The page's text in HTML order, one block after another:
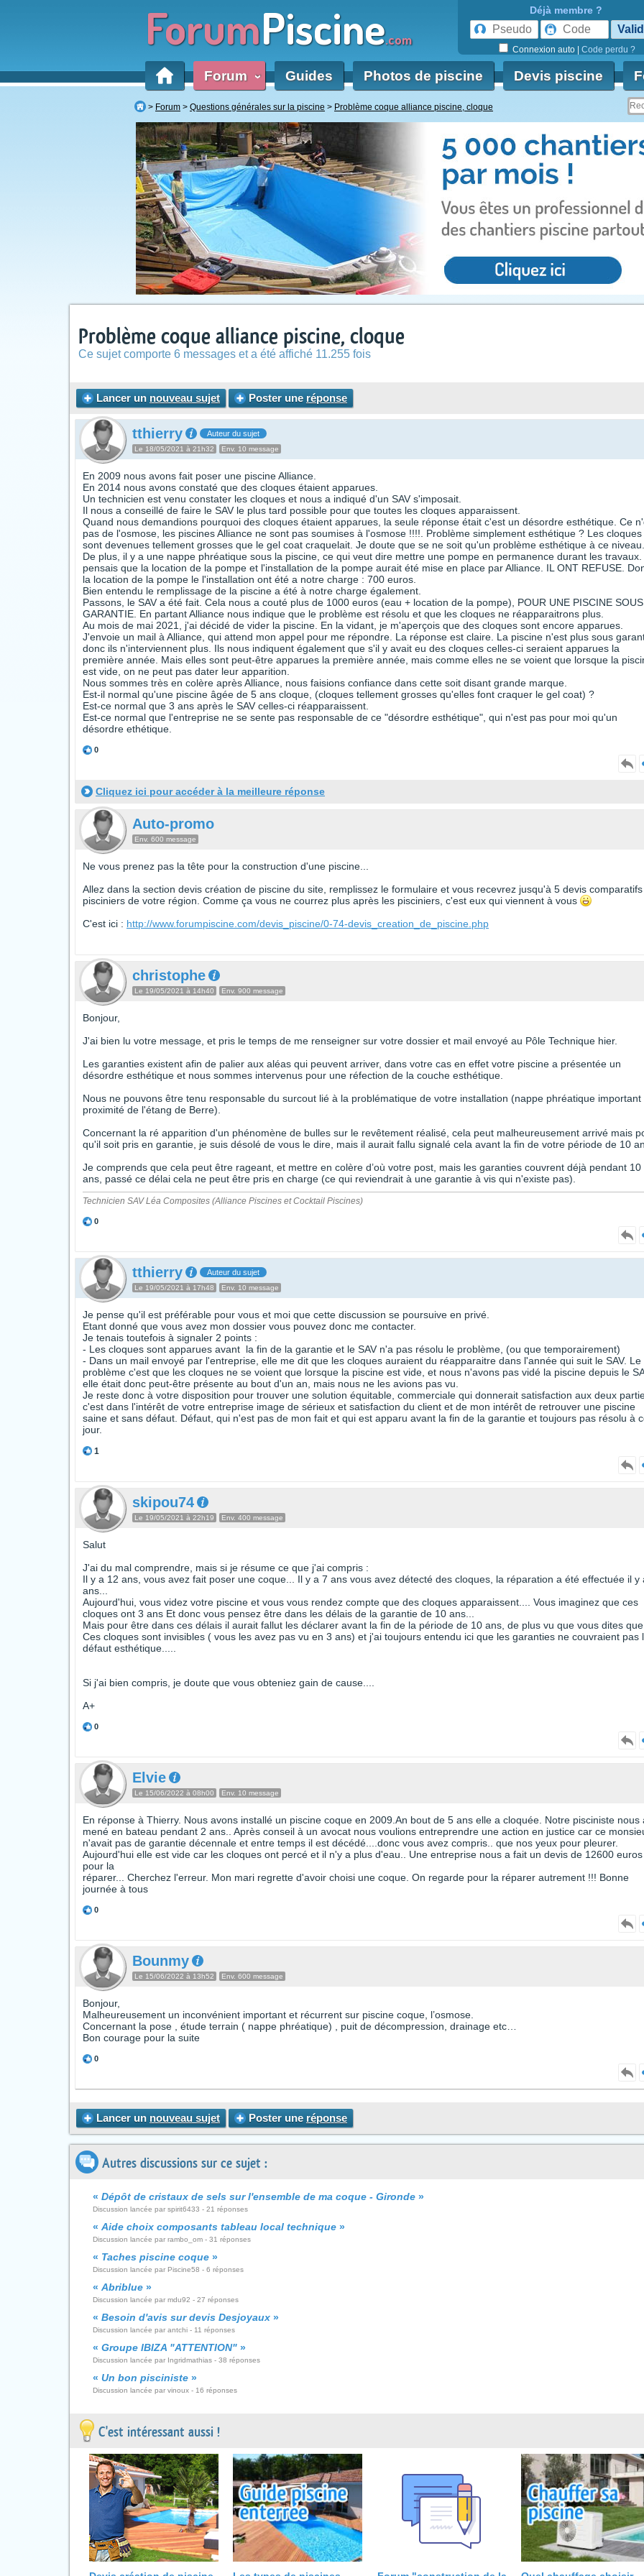
ForumPiscine.com
Déjà membre ?
Connexion auto Code perdu ?
Forum ‹ Guides Photos de piscine Devis piscine
Forum Questions générales sur la piscine Problème coque alliance piscine, cloque
Problème coque alliance piscine, cloque
Ce sujet comporte 6 messages et a été affiché 11.255 fois
Lancer un nouveau sujet Poster une réponse
tthierry Auteur du sujet
Le 18/05/2021 à 21h32 Env. 10 message
En 2009 nous avons fait poser une piscine Alliance.
En 2014 nous avons constaté que des cloques étaient apparues.
Un technicien est venu constater les cloques et nous a indiqué d'un SAV s'imposait.
Il nous a conseillé de faire le SAV le plus tard possible pour que toutes les cloques apparaissent.
Quand nous demandions pourquoi des cloques étaient apparues, la seule réponse était c'est un désordre esthétique. Ce
pas de l'osmose, les piscines Alliance ne sont pas soumises à l'osmose !!!!. Problème simplement esthétique ? Les cloques
sont devenues tellement grosses que le gel coat craquelait. Je doute que se ne soit qu'un problème esthétique à ce niveau.
De plus, il y a une nappe phréatique sous la piscine, ce qui veut dire mettre une pompe en permanence durant les travaux.
pensais que la location de la pompe et l'installation de la pompe aurait été mise en place par Alliance. IL ONT REFUSE.
la location de la pompe le l'installation ont été a notre charge : 700 euros.
Bien entendu le remplissage de la piscine a été à notre charge également.
Passons, le SAV a été fait. Cela nous a couté plus de 1000 euros (eau + location de la pompe), POUR UNE PISCINE SOUS
GARANTIE. En partant Alliance nous indique que le problème est résolu et que les cloques ne réapparaitrons plus.
Au mois de mai 2021, j'ai décidé de vider la piscine. En la vidant, je m'aperçois que des cloques sont encore apparues.
J'envoie un mail à Alliance, qui attend mon appel pour me répondre. La réponse est claire. La piscine n'est plus sous
donc ils n'interviennent plus. Ils nous indiquent également que s'il y avait eu des cloques celles-ci seraient apparues la
première année. Mais elles sont peut-être apparues la première année, mais comme elles ne se voient que lorsque la
est vide, on ne peut pas dater leur apparition.
Nous sommes très en colère après Alliance, nous faisions confiance dans cette soit disant grande marque.
Est-il normal qu'une piscine âgée de 5 ans cloque, (cloques tellement grosses qu'elles font craquer le gel coat) ?
Est-ce normal que 3 ans après le SAV celles-ci réapparaissent.
Est-ce normal que l'entreprise ne se sente pas responsable de ce "désordre esthétique", qui n'est pas pour moi qu'un
désordre ethétique.
0
Cliquez ici pour accéder à la meilleure réponse
Auto-promo
Env. 600 message
Ne vous prenez pas la tête pour la construction d'une piscine...
Allez dans la section devis création de piscine du site, remplissez le formulaire et vous recevrez jusqu'à 5 devis
pisciniers de votre région. Comme ça vous ne courrez plus après les pisciniers, c'est eux qui viennent à vous
C'est ici : http://www.forumpiscine.com/devis_piscine/0-74-devis_creation_de_piscine.php
christophe
Le 19/05/2021 à 14h40 Env. 900 message
Bonjour,
J'ai bien lu votre message, et pris le temps de me renseigner sur votre dossier et mail envoyé au Pôle Technique hier.
Les garanties existent afin de palier aux aléas qui peuvent arriver, dans votre cas en effet votre piscine a présentée un
désordre esthétique et nous sommes intervenus pour une réfection de la couche esthétique.
Nous ne pouvons être tenu responsable du surcout lié à la problématique de votre installation (nappe phréatique important
proximité de l'étang de Berre).
Concernant la ré apparition d'un phénomène de bulles sur le revêtement réalisé, cela peut malheureusement arrivé mais
qu'il soit pris en garantie, je suis désolé de vous le dire, mais il aurait fallu signalé cela avant la fin de votre période de 10
Je comprends que cela peut être rageant, et mettre en colère d’où votre post, mais les garanties couvrent déjà pendant 10
ans, passé ce délai cela ne peut être pris en charge (ce qui reviendrait à une garantie à vis qui n'existe pas).
Technicien SAV Léa Composites (Alliance Piscines et Cocktail Piscines)
0
tthierry Auteur du sujet
Le 19/05/2021 à 17h48 Env. 10 message
Je pense qu'il est préférable pour vous et moi que cette discussion se poursuive en privé.
Etant donné que vous avez mon dossier vous pouvez donc me contacter.
Je tenais toutefois à signaler 2 points :
- Les cloques sont apparues avant la fin de la garantie et le SAV n'a pas résolu le problème, (ou que temporairement)
- Dans un mail envoyé par l'entreprise, elle me dit que les cloques auraient du réapparaitre dans l'année qui suit le SAV. Le
problème c'est que les cloques ne se voient que lorsque la piscine est vide, et nous n'avons pas vidé la piscine depuis le
elle était donc peut-être présente au bout d'un an, mais nous ne les avions pas vu.
Je reste donc à votre disposition pour trouver une solution équitable, commerciale qui donnerait satisfaction aux deux
c'est dans l'intérêt de votre entreprise image de sérieux et satisfaction du client et de mon intérêt de retrouver une piscine
saine et sans défaut. Défaut, qui n'est pas de mon fait et qui est apparu avant la fin de la garantie et toujours pas résolu à
jour.
1
skipou74
Le 19/05/2021 à 22h19 Env. 400 message
Salut
J'ai du mal comprendre, mais si je résume ce que j'ai compris :
Il y a 12 ans, vous avez fait poser une coque... Il y a 7 ans vous avez détecté des cloques, la réparation a été effectuée il y
ans...
Aujourd'hui, vous videz votre piscine et vous vous rendez compte que des cloques apparaissent.... Vous imaginez que ces
cloques ont 3 ans Et donc vous pensez être dans les délais de la garantie de 10 ans...
Mais pour être dans ces délais il aurait fallut les déclarer avant la fin de la période de 10 ans, de plus vu que vous dites que
Ces cloques sont invisibles ( vous les avez pas vu en 3 ans) et j'ai toujours entendu ici que les garanties ne couvraient pas
défaut esthétique.....
Si j'ai bien compris, je doute que vous obteniez gain de cause....
A+
0
Elvie
Le 15/06/2022 à 08h00 Env. 10 message
En réponse à Thierry. Nous avons installé un piscine coque en 2009.An bout de 5 ans elle a cloquée. Notre pisciniste nous
mené en bateau pendant 2 ans.. Après conseil à un avocat nous voulions entreprendre une action en justice car ce
n'avait pas de garantie décennale et entre temps il est décédé....donc vous avez compris.. que nos yeux pour pleurer.
Aujourd'hui elle est vide car les cloques ont percé et il n'y a plus d'eau.. Une entreprise nous a fait un devis de 12600 euros
pour la
réparer... Cherchez l'erreur. Mon mari regrette d'avoir choisi une coque. On regarde pour la réparer autrement !!! Bonne
journée à tous
0
Bounmy
Le 15/06/2022 à 13h52 Env. 600 message
Bonjour,
Malheureusement un inconvénient important et récurrent sur piscine coque, l’osmose.
Concernant la pose , étude terrain ( nappe phréatique) , puit de décompression, drainage etc…
Bon courage pour la suite
0
Lancer un nouveau sujet Poster une réponse
Autres discussions sur ce sujet :
« Dépôt de cristaux de sels sur l'ensemble de ma coque - Gironde »
Discussion lancée par spirit6433 - 21 réponses
« Aide choix composants tableau local technique »
Discussion lancée par rambo_om - 31 réponses
« Taches piscine coque »
Discussion lancée par Piscine58 - 6 réponses
« Abriblue »
Discussion lancée par mdu92 - 27 réponses
« Besoin d'avis sur devis Desjoyaux »
Discussion lancée par antchi - 11 réponses
« Groupe IBIZA "ATTENTION" »
Discussion lancée par Ingridmathias - 38 réponses
« Un bon pisciniste »
Discussion lancée par vinoux - 16 réponses
C'est intéressant aussi !